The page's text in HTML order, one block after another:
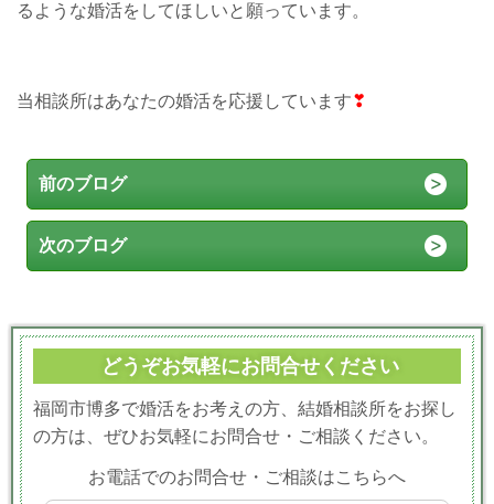
るような婚活をしてほしいと願っています。
当相談所はあなたの婚活を応援しています❣
前のブログ
次のブログ
どうぞお気軽にお問合せください
福岡市博多で婚活をお考えの方、結婚相談所をお探し
の方は、ぜひお気軽にお問合せ・ご相談ください。
お電話でのお問合せ・ご相談はこちらへ